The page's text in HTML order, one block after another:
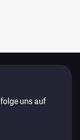
uns auf